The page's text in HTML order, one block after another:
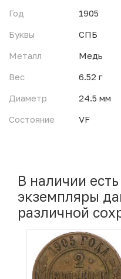
Год
1905
Буквы
СПБ
Металл
Медь
Вес
6.52 г
Диаметр
24.5 мм
Состояние
VF
В наличии
экземпляры
различной